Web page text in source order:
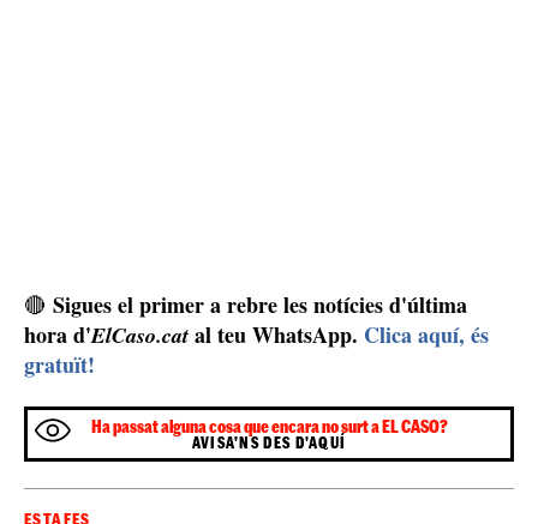
🔴 Sigues el primer a rebre les notícies d'última
hora d'ElCaso.cat al teu WhatsApp. Clica aquí, és
gratuït!
Ha passat alguna cosa que encara no surt a EL CASO?
AVISA'NS DES D'AQUÍ
ESTAFES